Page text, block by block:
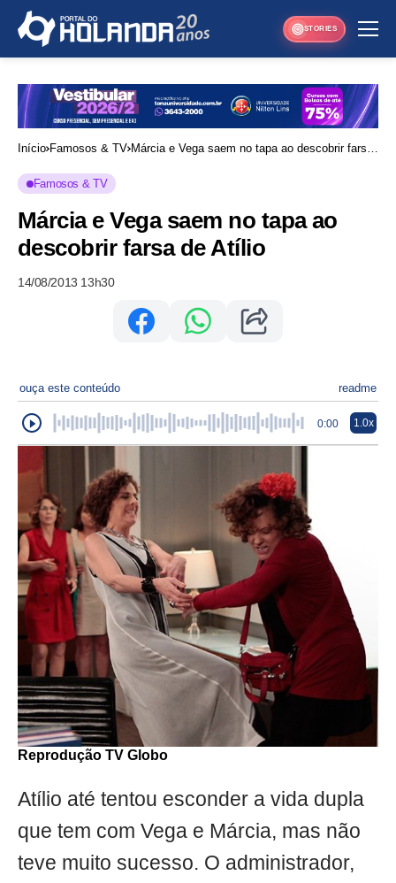
STORIES
Início Famosos & TV Márcia e Vega saem no tapa ao descobrir farsa
Famosos & TV
Márcia e Vega saem no tapa ao
descobrir farsa de Atílio
14/08/2013 13h30
ouça este conteúdo readme
0:00 1.0x
Reprodução TV Globo
Atílio até tentou esconder a vida dupla
que tem com Vega e Márcia, mas não
teve muito sucesso. O administrador,